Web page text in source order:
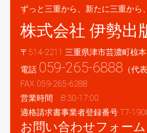
ずっと三重から、新たに三重から、
株式会社 伊勢出
〒514-2211 三重県津市芸濃町椋
電話 059-265-6888 （代表
FAX 059-265-6288
営業時間 8:30-17:00
適格請求書事業者登録番号 T7-
お問い合わせフォーム